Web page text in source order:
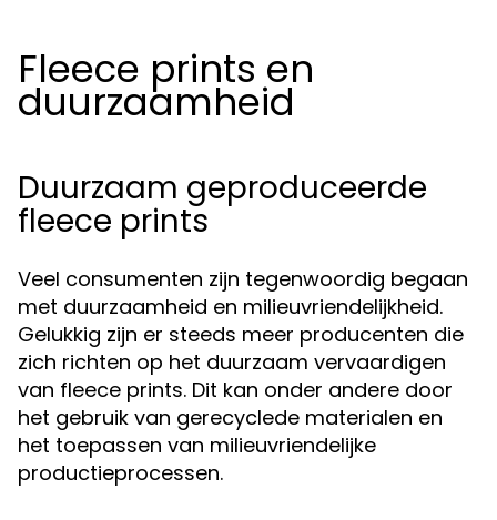
Fleece prints en
duurzaamheid
Duurzaam geproduceerde
fleece prints
Veel consumenten zijn tegenwoordig begaan
met duurzaamheid en milieuvriendelijkheid.
Gelukkig zijn er steeds meer producenten die
zich richten op het duurzaam vervaardigen
van fleece prints. Dit kan onder andere door
het gebruik van gerecyclede materialen en
het toepassen van milieuvriendelijke
productieprocessen.